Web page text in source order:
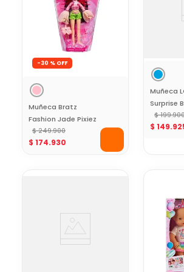
-30 %
Muñeca Bratz
Fashion Jade Pixiez
Edición Especial
Articulada
$ 249.900
$ 174.930
Muñeca
Surprise
$ 199.
$ 149.